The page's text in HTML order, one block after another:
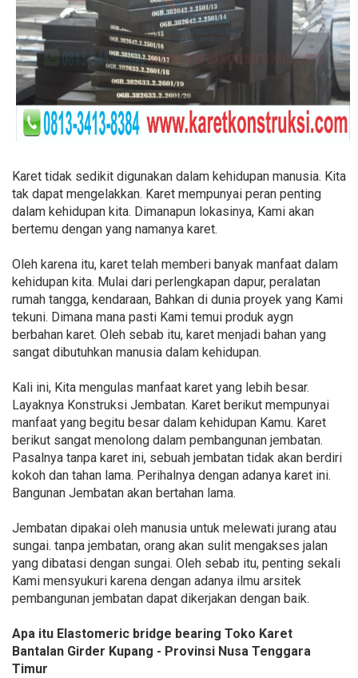
Karet tidak sedikit digunakan dalam kehidupan manusia. Kita
tak dapat mengelakkan. Karet mempunyai peran penting
dalam kehidupan kita. Dimanapun lokasinya, Kami akan
bertemu dengan yang namanya karet.
Oleh karena itu, karet telah memberi banyak manfaat dalam
kehidupan kita. Mulai dari perlengkapan dapur, peralatan
rumah tangga, kendaraan, Bahkan di dunia proyek yang Kami
tekuni. Dimana mana pasti Kami temui produk aygn
berbahan karet. Oleh sebab itu, karet menjadi bahan yang
sangat dibutuhkan manusia dalam kehidupan.
Kali ini, Kita mengulas manfaat karet yang lebih besar.
Layaknya Konstruksi Jembatan. Karet berikut mempunyai
manfaat yang begitu besar dalam kehidupan Kamu. Karet
berikut sangat menolong dalam pembangunan jembatan.
Pasalnya tanpa karet ini, sebuah jembatan tidak akan berdiri
kokoh dan tahan lama. Perihalnya dengan adanya karet ini.
Bangunan Jembatan akan bertahan lama.
Jembatan dipakai oleh manusia untuk melewati jurang atau
sungai. tanpa jembatan, orang akan sulit mengakses jalan
yang dibatasi dengan sungai. Oleh sebab itu, penting sekali
Kami mensyukuri karena dengan adanya ilmu arsitek
pembangunan jembatan dapat dikerjakan dengan baik.
Apa itu Elastomeric bridge bearing Toko Karet
Bantalan Girder Kupang - Provinsi Nusa Tenggara
Timur